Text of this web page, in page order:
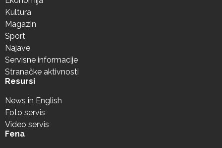
Kultura
Magazin
Sport
Najave
Servisne informacije
Stranačke aktivnosti
Resursi
News in English
Foto servis
Video servis
Fena